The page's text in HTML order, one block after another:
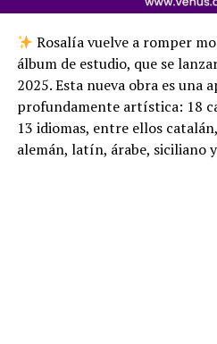
Rosalía vuelve a romper
álbum de estudio, que se
2025. Esta nueva obra es una
profundamente artística: 18
13 idiomas, entre ellos
alemán, latín, árabe, siciliano